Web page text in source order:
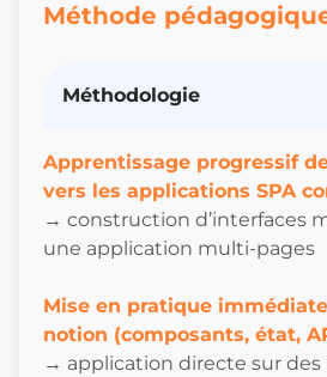
Méthode
Méthodologie
Apprentissage progressif
vers les applications SPA
→ construction d’interfaces
une application multi-pages
Mise en pratique
notion (composants, état,
→ application directe sur des